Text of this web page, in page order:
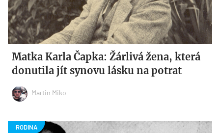
Matka Karla Čapka: Žárlivá žena, která
donutila jít synovu lásku na potrat
Martin Miko